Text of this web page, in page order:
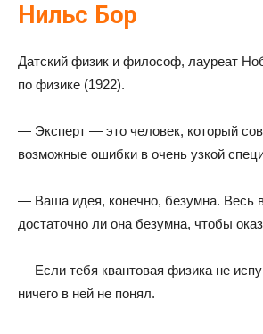
Нильс Бор
Датский физик и философ, лауреат
по физике (1922).
— Эксперт — это человек, который
возможные ошибки в очень узкой
— Ваша идея, конечно, безумна. Весь
достаточно ли она безумна, чтобы
— Если тебя квантовая физика не
ничего в ней не понял.